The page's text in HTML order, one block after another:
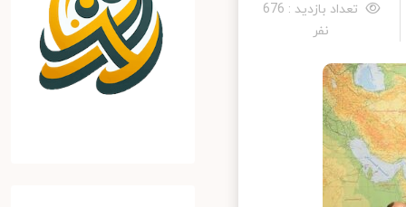
تعداد بازدید : 676
نفر